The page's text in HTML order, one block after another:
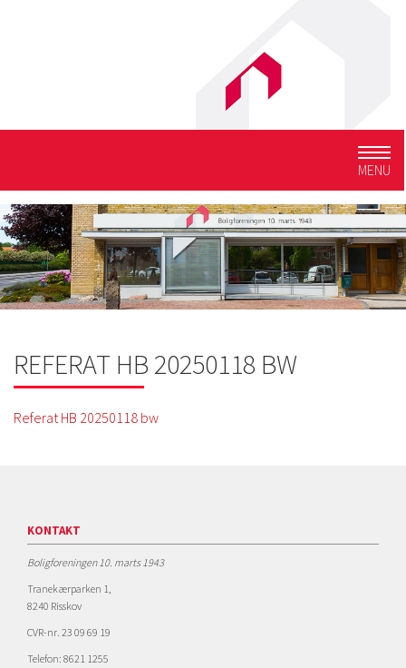
MENU
REFERAT HB 20250118 BW
Referat HB 20250118 bw
KONTAKT
Boligforeningen 10. marts 1943
Tranekærparken 1,
8240 Risskov
CVR-nr. 23 09 69 19
Telefon: 8621 1255